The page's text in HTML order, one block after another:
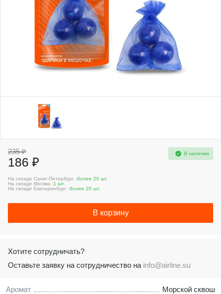
Аромат Морской сквош
235 ₽
186 ₽
В наличии
На складе Санкт-Петербург :более 20 шт.
На складе Москва :1 шт.
На складе Екатеринбург :более 20 шт.
В корзину
Хотите сотрудничать?
Оставьте заявку на сотрудничество на info@airline.su